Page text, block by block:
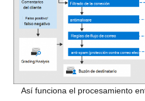
Así funciona el procesamiento